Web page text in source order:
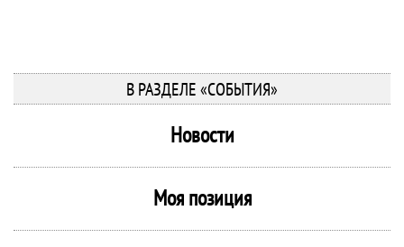
В РАЗДЕЛЕ «СОБЫТИЯ»
Новости
Моя позиция